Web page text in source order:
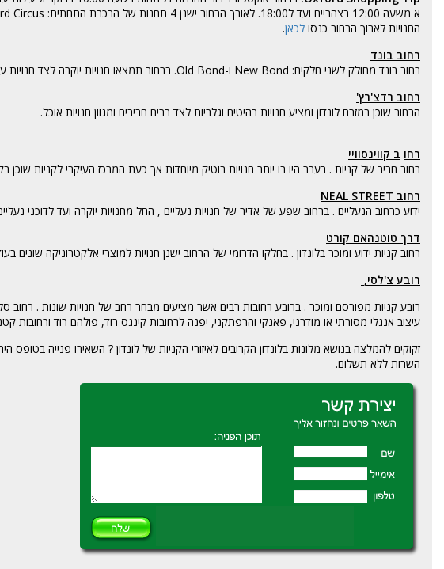
החנויות לארוך הרחוב כנסו לכאן.
רחוב בונד
רחוב בונד מחולק לשני חלקים: New Bond ו-Old Bond. ברחוב תמצאו חנויות יוקרה לצד חנויות עממיות יותר .
רחוב רדצ'רץ'
הרחוב שוכן במזרח לונדון ומציע חנויות רהיטים וגלריות לצד ברים חביבים ומגוון חנויות אוכל.
רחו ב קווינסוויי
רחוב חביב של קניות . בעבר היו בו יותר חנויות בוטיק מיוחדות אך כעת המרכז העיקרי לקניות שוכן
רחוב NEAL STREET
ידוע כרחוב הנעליים . ברחוב שפע של אדיר של חנויות נעליים , החל מחנויות יוקרה ועד לדוכני
דרך טוטנהאם קורט
רחוב קניות ידוע ומוכר בלונדון . בחלקו הדרומי של הרחוב ישנן חנויות למוצרי אלקטרוניקה שונים
רובע צ'לסי,
רובע קניות מפורסם ומוכר . ברובע רחובות רבים אשר מציעים מבחר רחב של חנויות שונות .
עיצוב אנגלי מסורתי או מודרני, פאנקי והרפתקני, יפנה לרחובות קינגס רוד, פולהם רוד ורחובות
זקוקים להמלצה בנושא מלונות בלונדון הקרובים לאיזורי הקניות של לונדון ? השאירו פנייה
השרות ללא תשלום.